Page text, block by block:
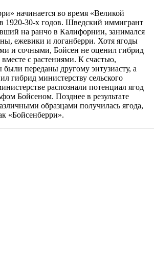
начинается во время «Великой
1920-30-х годов. Шведский иммигрант
на ранчо в Калифорнии, занимался
ежевики и логанберри. Хотя ягоды
и сочными, Бойсен не оценил гибрид
с растениями. К счастью,
переданы другому энтузиасту, а
гибрид министерству сельского
распознали потенциал ягод
Бойсеном. Позднее в результате
образцами получилась ягода,
«Бойсенберри».